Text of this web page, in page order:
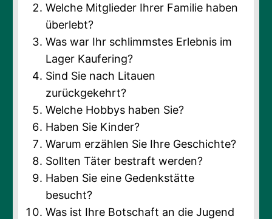
Welche Mitglieder Ihrer Familie haben
überlebt?
Was war Ihr schlimmstes Erlebnis im
Lager Kaufering?
Sind Sie nach Litauen
zurückgekehrt?
Welche Hobbys haben Sie?
Haben Sie Kinder?
Warum erzählen Sie Ihre Geschichte?
Sollten Täter bestraft werden?
Haben Sie eine Gedenkstätte
besucht?
Was ist Ihre Botschaft an die Jugend